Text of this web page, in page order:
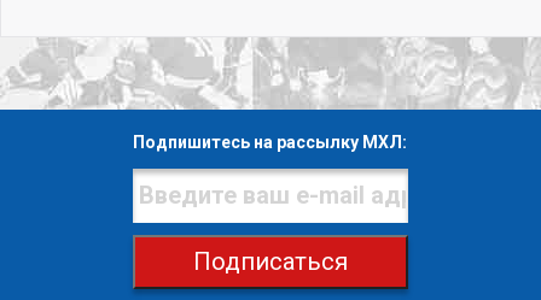
Подпишитесь на рассылку МХЛ:
Подписаться